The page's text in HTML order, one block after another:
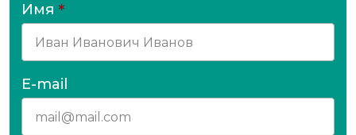
Имя *
E-mail